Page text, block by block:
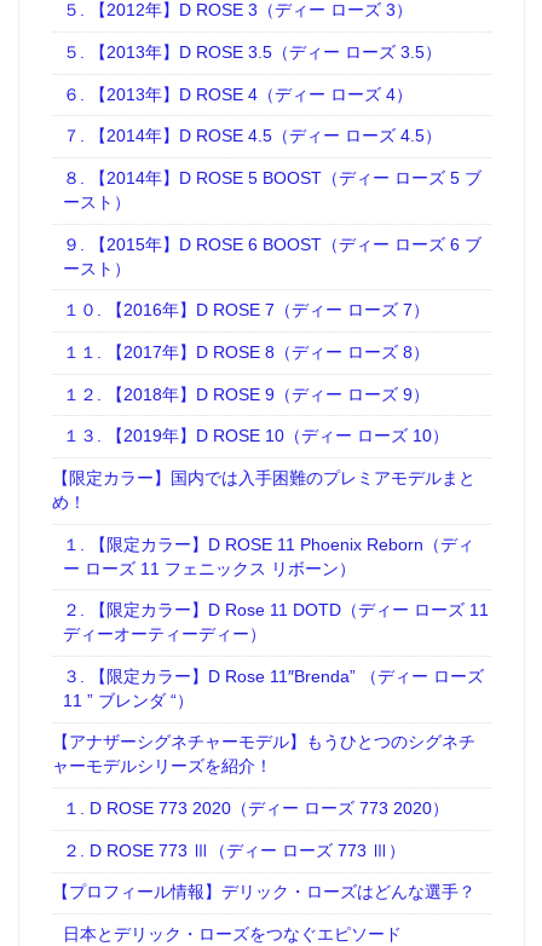
５. 【2012年】D ROSE 3（ディー ローズ 3）
５. 【2013年】D ROSE 3.5（ディー ローズ 3.5）
６. 【2013年】D ROSE 4（ディー ローズ 4）
７. 【2014年】D ROSE 4.5（ディー ローズ 4.5）
８. 【2014年】D ROSE 5 BOOST（ディー ローズ 5 ブ
ースト）
９. 【2015年】D ROSE 6 BOOST（ディー ローズ 6 ブ
ースト）
１０. 【2016年】D ROSE 7（ディー ローズ 7）
１１. 【2017年】D ROSE 8（ディー ローズ 8）
１２. 【2018年】D ROSE 9（ディー ローズ 9）
１３. 【2019年】D ROSE 10（ディー ローズ 10）
【限定カラー】国内では入手困難のプレミアモデルまと
め！
１. 【限定カラー】D ROSE 11 Phoenix Reborn（ディ
ー ローズ 11 フェニックス リボーン）
２. 【限定カラー】D Rose 11 DOTD（ディー ローズ 11
ディーオーティーディー）
３. 【限定カラー】D Rose 11″Brenda” （ディー ローズ
11 ” ブレンダ “）
【アナザーシグネチャーモデル】もうひとつのシグネチ
ャーモデルシリーズを紹介！
１. D ROSE 773 2020（ディー ローズ 773 2020）
２. D ROSE 773 Ⅲ（ディー ローズ 773 Ⅲ）
【プロフィール情報】デリック・ローズはどんな選手？
日本とデリック・ローズをつなぐエピソード